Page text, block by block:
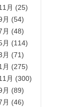
月 (25)
月 (54)
月 (48)
月 (114)
月 (71)
月 (275)
月 (300)
月 (89)
月 (46)